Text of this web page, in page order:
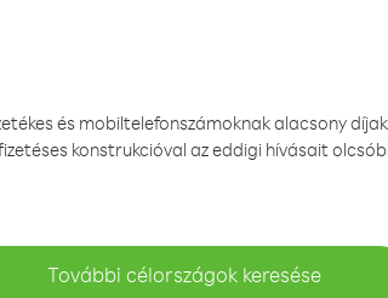
és mobiltelefonszámoknak alacsony
konstrukcióval az eddigi hívásait
További célországok keresése